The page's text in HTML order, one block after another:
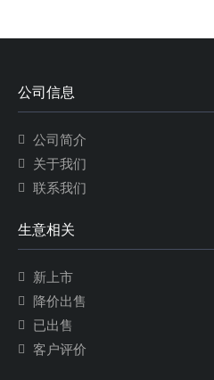
公司信息
公司简介
关于我们
联系我们
生意相关
新上市
降价出售
已出售
客户评价